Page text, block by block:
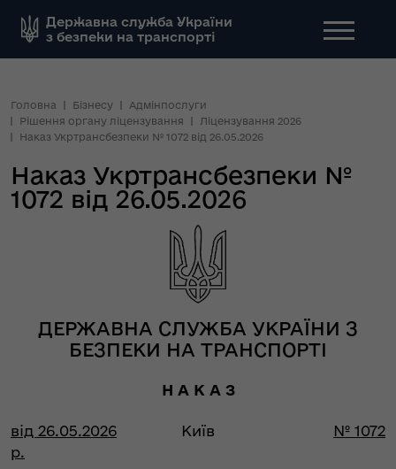
Державна служба України
з безпеки на транспорті
Головна Бізнесу
Адмінпослуги
Рішення органу ліцензування
Ліцензування 2026
Наказ Укртрансбезпеки № 1072 від 26.05.2026
Наказ Укртрансбезпеки №
1072 від 26.05.2026
ДЕРЖАВНА СЛУЖБА УКРАЇНИ З
БЕЗПЕКИ НА ТРАНСПОРТІ
Н А К А З
від 26.05.2026
р.
Київ № 1072